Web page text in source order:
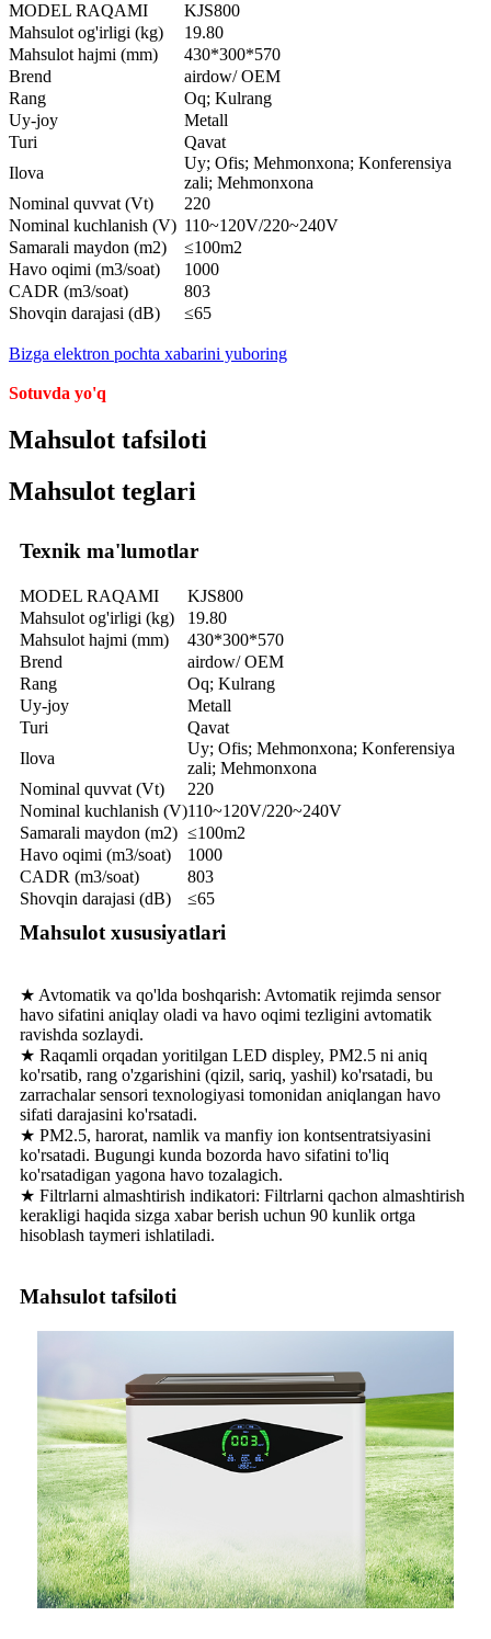
MODEL RAQAMI
KJS800
Mahsulot og'irligi (kg)
19.80
Mahsulot hajmi (mm)
430*300*570
Brend
airdow/ OEM
Rang
Oq; Kulrang
Uy-joy
Metall
Turi
Qavat
Ilova
Uy; Ofis; Mehmonxona; Konferensiya
zali; Mehmonxona
Nominal quvvat (Vt)
220
Nominal kuchlanish (V) 110~120V/220~240V
Samarali maydon (m2)
≤100m2
Havo oqimi (m3/soat)
1000
CADR (m3/soat)
803
Shovqin darajasi (dB)
≤65
Bizga elektron pochta xabarini yuboring
Sotuvda yo'q
Mahsulot tafsiloti
Mahsulot teglari
Texnik ma'lumotlar
MODEL RAQAMI
KJS800
Mahsulot og'irligi (kg)
19.80
Mahsulot hajmi (mm)
430*300*570
Brend
airdow/ OEM
Rang
Oq; Kulrang
Uy-joy
Metall
Turi
Qavat
Ilova
Uy; Ofis; Mehmonxona; Konferensiya
zali; Mehmonxona
Nominal quvvat (Vt)
220
Nominal kuchlanish (V)110~120V/220~240V
Samarali maydon (m2) ≤100m2
Havo oqimi (m3/soat)
1000
CADR (m3/soat)
803
Shovqin darajasi (dB)
≤65
Mahsulot xususiyatlari
★ Avtomatik va qo'lda boshqarish: Avtomatik rejimda sensor
havo sifatini aniqlay oladi va havo oqimi tezligini avtomatik
ravishda sozlaydi.
★ Raqamli orqadan yoritilgan LED displey, PM2.5 ni aniq
ko'rsatib, rang o'zgarishini (qizil, sariq, yashil) ko'rsatadi, bu
zarrachalar sensori texnologiyasi tomonidan aniqlangan havo
sifati darajasini ko'rsatadi.
★ PM2.5, harorat, namlik va manfiy ion kontsentratsiyasini
ko'rsatadi. Bugungi kunda bozorda havo sifatini to'liq
ko'rsatadigan yagona havo tozalagich.
★ Filtrlarni almashtirish indikatori: Filtrlarni qachon almashtirish
kerakligi haqida sizga xabar berish uchun 90 kunlik ortga
hisoblash taymeri ishlatiladi.
Mahsulot tafsiloti